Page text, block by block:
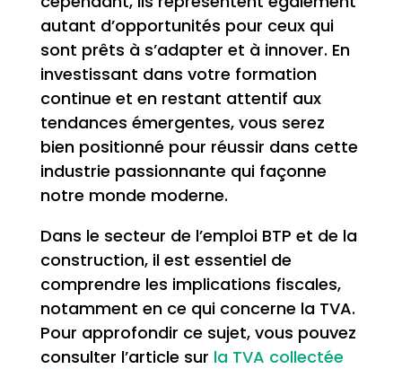
autant d’opportunités pour ceux qui
sont prêts à s’adapter et à innover. En
investissant dans votre formation
continue et en restant attentif aux
tendances émergentes, vous serez
bien positionné pour réussir dans cette
industrie passionnante qui façonne
notre monde moderne.
Dans le secteur de l’emploi BTP et de la
construction, il est essentiel de
comprendre les implications fiscales,
notamment en ce qui concerne la TVA.
Pour approfondir ce sujet, vous pouvez
consulter l’article sur la TVA collectée